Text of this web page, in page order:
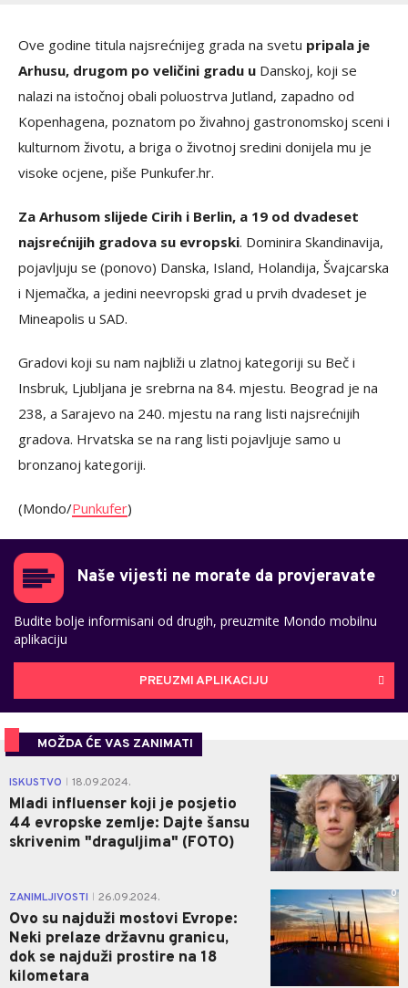
Ove godine titula najsrećnijeg grada na svetu pripala je
Arhusu, drugom po veličini gradu u Danskoj, koji se
nalazi na istočnoj obali poluostrva Jutland, zapadno od
Kopenhagena, poznatom po živahnoj gastronomskoj sceni i
kulturnom životu, a briga o životnoj sredini donijela mu je
visoke ocjene, piše Punkufer.hr.
Za Arhusom slijede Cirih i Berlin, a 19 od dvadeset
najsrećnijih gradova su evropski. Dominira Skandinavija,
pojavljuju se (ponovo) Danska, Island, Holandija, Švajcarska
i Njemačka, a jedini neevropski grad u prvih dvadeset je
Mineapolis u SAD.
Gradovi koji su nam najbliži u zlatnoj kategoriji su Beč i
Insbruk, Ljubljana je srebrna na 84. mjestu. Beograd je na
238, a Sarajevo na 240. mjestu na rang listi najsrećnijih
gradova. Hrvatska se na rang listi pojavljuje samo u
bronzanoj kategoriji.
(Mondo/Punkufer)
Naše vijesti ne morate da provjeravate
Budite bolje informisani od drugih, preuzmite Mondo mobilnu
aplikaciju
PREUZMI APLIKACIJU
MOŽDA ĆE VAS ZANIMATI
ISKUSTVO 18.09.2024.
Mladi influenser koji je posjetio
44 evropske zemlje: Dajte šansu
skrivenim "draguljima" (FOTO)
0
ZANIMLJIVOSTI 26.09.2024.
Ovo su najduži mostovi Evrope:
Neki prelaze državnu granicu,
dok se najduži prostire na 18
kilometara
0